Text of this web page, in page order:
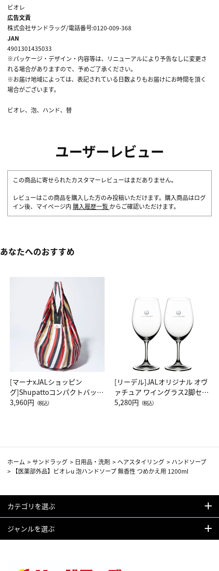
ビオレ
広告文責
株式会社サンドラッグ/電話番号:0120-009-368
JAN
4901301435033
※パッケージ・デザイン・内容等は、リニューアルにより予告なしに変更さ
れる場合がありますので、予めご了承ください。
※お届け地域によっては、表記されている日数よりもお届けにお時間を頂く
場合がございます。
ビオレ、泡、ハンド、替
ユーザーレビュー
この商品に寄せられたカスタマーレビューはまだありません。
レビューはこの商品を購入した方のみ投稿いただけます。購入商品はログ
イン後、マイページ内 購入履歴一覧 からご確認いただけます。
あなたへのおすすめ
[マーナxJALショッピン
グ]Shupattoコンパクトバッグ
Drop JAL客室乗務員（LC）ス
3,960円 （税込）
[リーデル]JALオリジナル オヴ
ァチュア ワイングラス2脚セッ
ト（レッドワイン）
5,280円 （税込）
ホーム >サンドラッグ > 日用品・洗剤 > ヘアスタイリング > ハンドソープ
>
【医薬部外品】ビオレu 泡ハンドソープ 無香性 つめかえ用 1200ml
カテゴリを選ぶ
ジャンルを選ぶ